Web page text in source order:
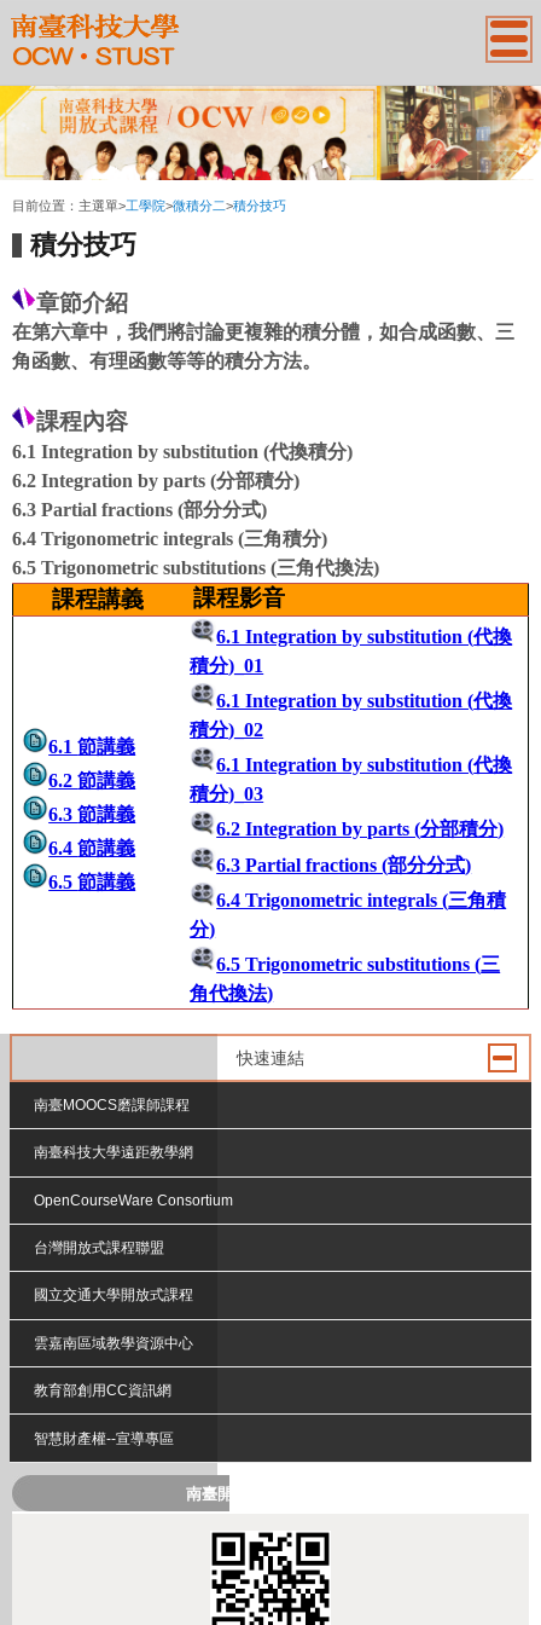
:::
目前位置： 主選單>工學院>微積分二>積分技巧
積分技巧
章節介紹
在第六章中，我們將討論更複雜的積分體，如合成函數、三
角函數、有理函數等等的積分方法。
課程內容
6.1 Integration by substitution (代換積分)
6.2 Integration by parts (分部積分)
6.3 Partial fractions (部分分式)
6.4 Trigonometric integrals (三角積分)
6.5 Trigonometric substitutions (三角代換法)
課程講義 課程影音
6.1節講義
6.2節講義
6.3節講義
6.4節講義
6.5節講義
6.1 Integration by substitution (代換
積分)_01
6.1 Integration by substitution (代換
積分)_02
6.1 Integration by substitution (代換
積分)_03
6.2 Integration by parts (分部積分)
6.3 Partial fractions (部分分式)
6.4 Trigonometric integrals (三角積
分)
6.5 Trigonometric substitutions (三
角代換法)
快速連結
南臺MOOCS磨課師課程
南臺科技大學遠距教學網
OpenCourseWare Consortium
台灣開放式課程聯盟
國立交通大學開放式課程
雲嘉南區域教學資源中心
教育部創用CC資訊網
智慧財產權--宣導專區
南臺開放式課程QRcode